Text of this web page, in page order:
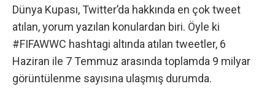
Dünya Kupası, Twitter’da hakkında en çok tweet
atılan, yorum yazılan konulardan biri. Öyle ki
#FIFAWWC hashtagi altında atılan tweetler, 6
Haziran ile 7 Temmuz arasında toplamda 9 milyar
görüntülenme sayısına ulaşmış durumda.